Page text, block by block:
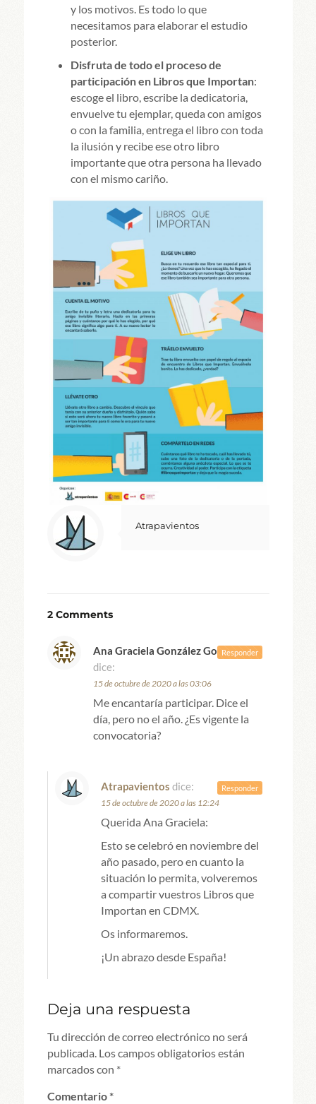
y los motivos. Es todo lo que
necesitamos para elaborar el estudio
posterior.
Disfruta de todo el proceso de
participación en Libros que Importan:
escoge el libro, escribe la dedicatoria,
envuelve tu ejemplar, queda con amigos
o con la familia, entrega el libro con toda
la ilusión y recibe ese otro libro
importante que otra persona ha llevado
con el mismo cariño.
Atrapavientos
2 Comments
Ana Graciela González González
dice:
15 de octubre de 2020 a las 03:06
Me encantaría participar. Dice el
día, pero no el año. ¿Es vigente la
convocatoria?
Responder
Atrapavientos dice:
15 de octubre de 2020 a las 12:24
Querida Ana Graciela:
Esto se celebró en noviembre del
año pasado, pero en cuanto la
situación lo permita, volveremos
a compartir vuestros Libros que
Importan en CDMX.
Os informaremos.
¡Un abrazo desde España!
Responder
Deja una respuesta
Tu dirección de correo electrónico no será
publicada. Los campos obligatorios están
marcados con *
Comentario*